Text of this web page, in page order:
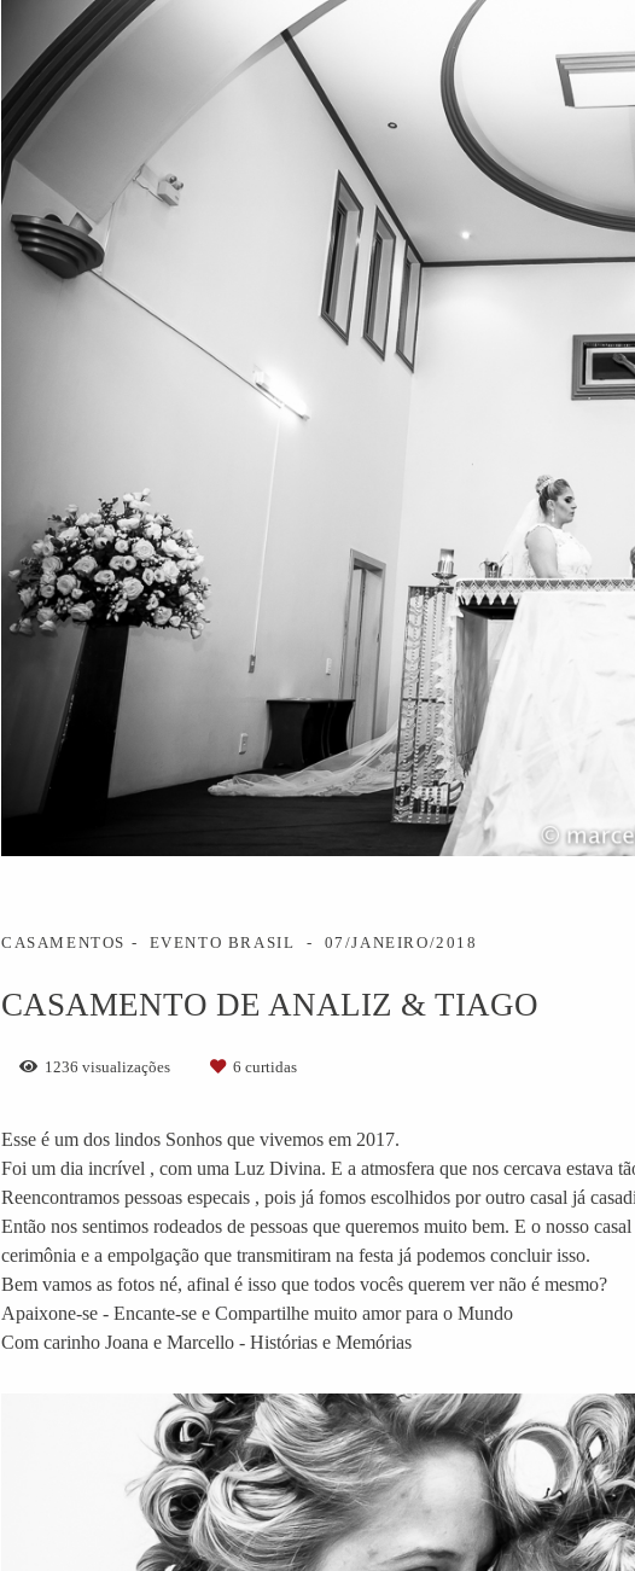
CASAMENTOS EVENTO BRASIL 07/JANEIRO/2018
CASAMENTO DE ANALIZ & TIAGO
1236 visualizações 6 curtidas
Esse é um dos lindos Sonhos que vivemos em 2017.
Foi um dia incrível , com uma Luz Divina. E a atmosfera que nos cercava estava
Reencontramos pessoas especais , pois já fomos escolhidos por outro casal já
Então nos sentimos rodeados de pessoas que queremos muito bem. E o nosso
cerimônia e a empolgação que transmitiram na festa já podemos concluir isso.
Bem vamos as fotos né, afinal é isso que todos vocês querem ver não é mesmo?
Apaixone-se - Encante-se e Compartilhe muito amor para o Mundo
Com carinho Joana e Marcello - Histórias e Memórias